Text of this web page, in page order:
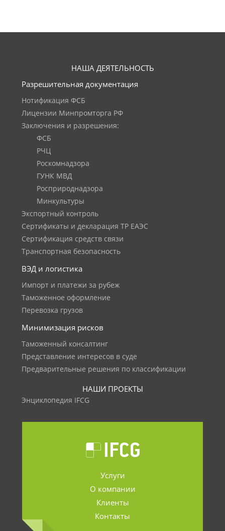
НАША ДЕЯТЕЛЬНОСТЬ
Разрешительная документация
Нотификация ФСБ
Лицензии Минпромторга РФ
Заключения и разрешения:
ФСБ
РЧЦ
Роскомнадзора
ГУНК МВД
Росприроднадзора
Минкультуры
Экспортный контроль
Сертификаты и декларация ТР ЕАЭС
Сертификация средств связи
Транспортная безопасность
ВЭД и логистика
Импорт и платежи за рубеж
Таможенное оформление
Перевозка грузов
Минимизация рисков
Таможенный консалтинг
Представление интересов в суде
Предварительные решения по классификации
НАШИ ПРОЕКТЫ
Энциклопедия IFCG
Услуги
О компании
Клиенты
Контакты